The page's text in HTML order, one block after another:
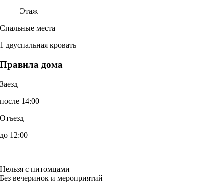
Этаж
Спальные места
1 двуспальная кровать
Правила дома
Заезд
после 14:00
Отъезд
до 12:00
Нельзя с питомцами
Без вечеринок и мероприятий